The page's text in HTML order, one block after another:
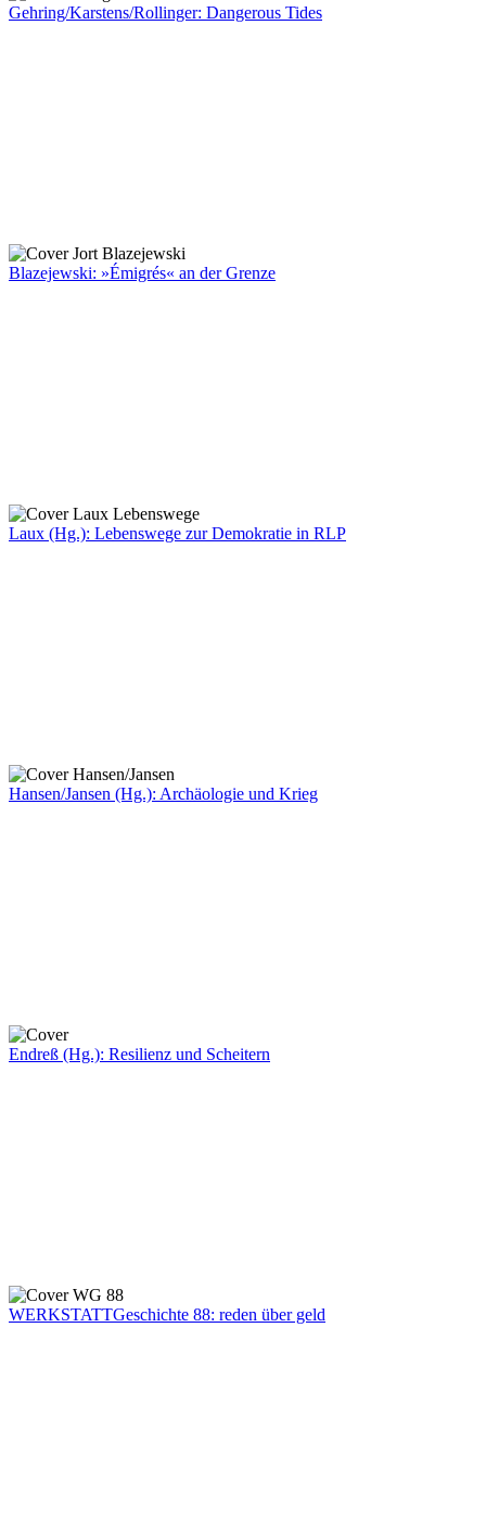
Gehring/Karstens/Rollinger: Dangerous Tides
Blazejewski: »Émigrés« an der Grenze
Laux (Hg.): Lebenswege zur Demokratie in RLP
Hansen/Jansen (Hg.): Archäologie und Krieg
Endreß (Hg.): Resilienz und Scheitern
WERKSTATTGeschichte 88: reden über geld